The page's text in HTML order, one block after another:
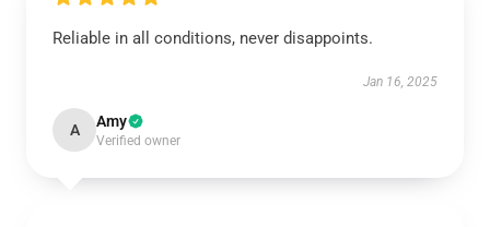
Reliable in all conditions, never disappoints.
Jan 16, 2025
A Amy
Verified owner